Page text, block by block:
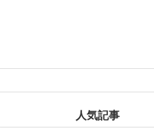
人気記事